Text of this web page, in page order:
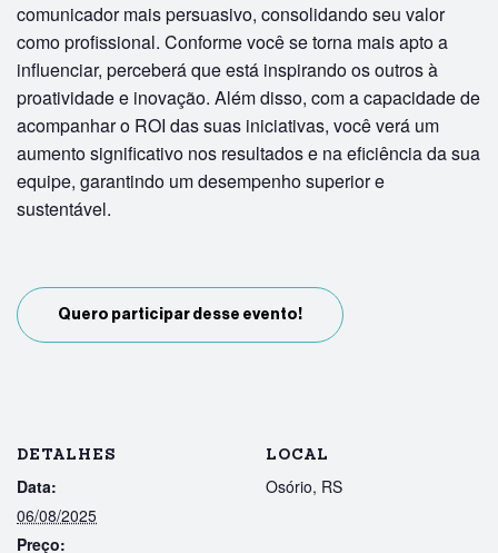
comunicador mais persuasivo, consolidando seu valor
como profissional. Conforme você se torna mais apto a
influenciar, perceberá que está inspirando os outros à
proatividade e inovação. Além disso, com a capacidade de
acompanhar o ROI das suas iniciativas, você verá um
aumento significativo nos resultados e na eficiência da sua
equipe, garantindo um desempenho superior e
sustentável.
Quero participar desse evento!
DETALHES
Data:
06/08/2025
Preço:
LOCAL
Osório, RS